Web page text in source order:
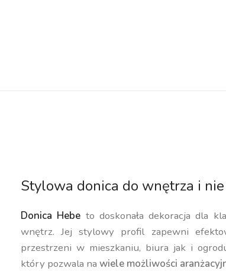
Stylowa donica do wnętrza i
Donica Hebe to doskonała dekoracja dla
wnętrz. Jej stylowy profil zapewni
przestrzeni w mieszkaniu, biura jak i
który pozwala nawiele możliwości